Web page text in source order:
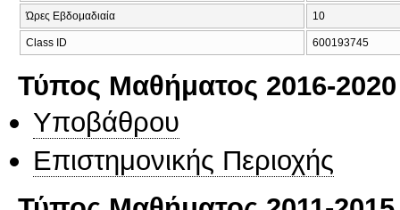
Ώρες Εβδομαδιαία 10
Class ID 600193745
Τύπος Μαθήματος 2016-2020
Υποβάθρου
Επιστημονικής Περιοχής